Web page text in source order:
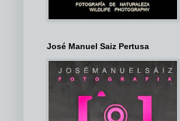
José Manuel Saiz Pertusa